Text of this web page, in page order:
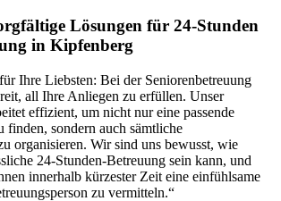
Lösungen für 24-Stunden
in Kipfenberg
Ihre Liebsten: Bei der Seniorenbetreuung
all Ihre Anliegen zu erfüllen. Unser
effizient, um nicht nur eine passende
finden, sondern auch sämtliche
organisieren. Wir sind uns bewusst, wie
24-Stunden-Betreuung sein kann, und
innerhalb kürzester Zeit eine einfühlsame
zu vermitteln.“